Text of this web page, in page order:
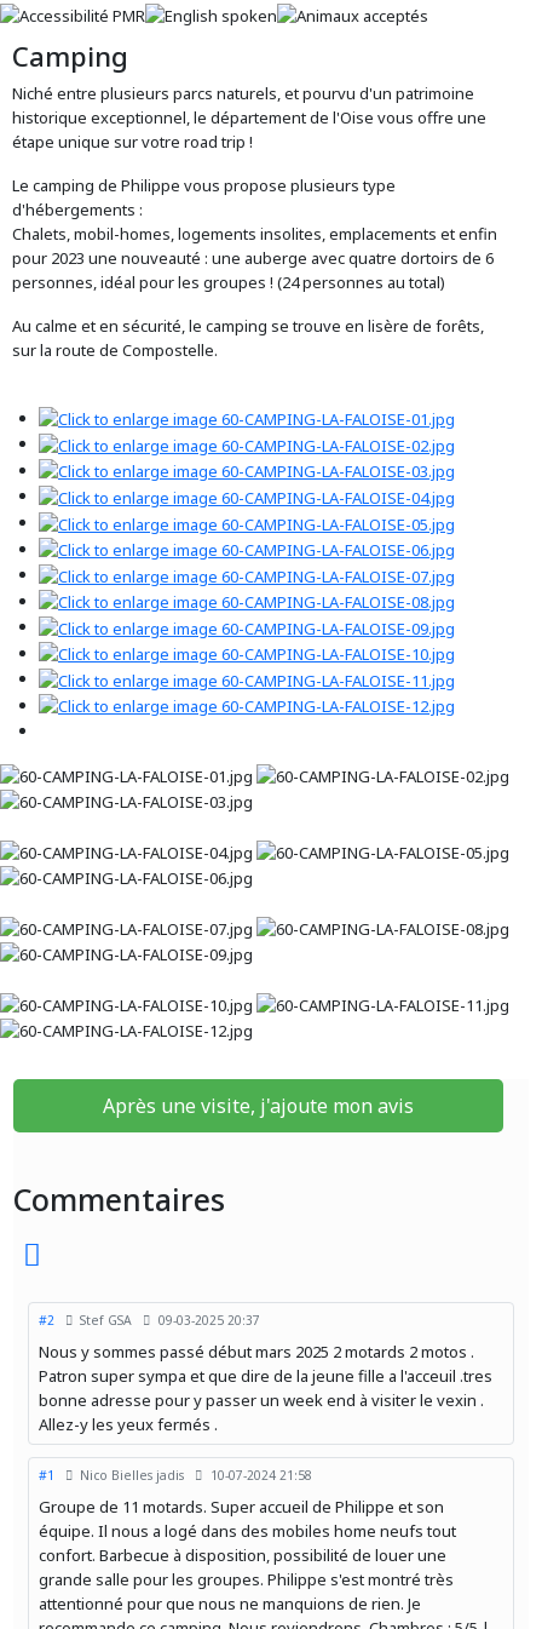
Camping
Niché entre plusieurs parcs naturels, et pourvu d'un patrimoine
historique exceptionnel, le département de l'Oise vous offre une
étape unique sur votre road trip !
Le camping de Philippe vous propose plusieurs type
d'hébergements :
Chalets, mobil-homes, logements insolites, emplacements et enfin
pour 2023 une nouveauté : une auberge avec quatre dortoirs de 6
personnes, idéal pour les groupes ! (24 personnes au total)
Au calme et en sécurité, le camping se trouve en lisère de forêts,
sur la route de Compostelle.
Après une visite, j'ajoute mon avis
Commentaires
#2 Stef GSA 09-03-2025 20:37
Nous y sommes passé début mars 2025 2 motards 2 motos .
Patron super sympa et que dire de la jeune fille a l'acceuil .tres
bonne adresse pour y passer un week end à visiter le vexin .
Allez-y les yeux fermés .
#1 Nico Bielles jadis 10-07-2024 21:58
Groupe de 11 motards. Super accueil de Philippe et son
équipe. Il nous a logé dans des mobiles home neufs tout
confort. Barbecue à disposition, possibilité de louer une
grande salle pour les groupes. Philippe s'est montré très
attentionné pour que nous ne manquions de rien. Je